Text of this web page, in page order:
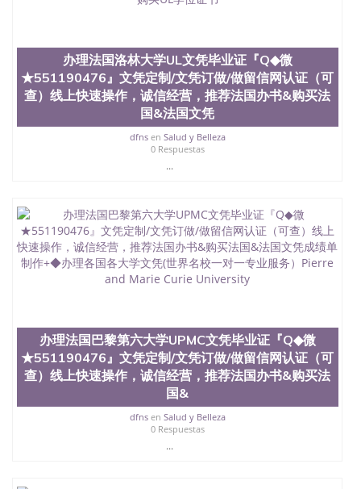
6、客户确认收到结果，付余款。 我们对海外大学及
学院的毕业证成绩单所使用的材料，尺寸大小，防伪
结构（包括：水印，阴影底纹，钢印LOGO烫金烫
银，LOGO烫金烫银复合重叠。 文字图案浮雕，激光
镭射，紫外荧光，温感，复印防伪）都有原版本文凭
对照。质量得到了广大海外客户群体的认可，同时和
海外学校留学中介， 同时能做到与时俱进，及时掌握
各大院校的（毕业证，成绩单，资格证，学生卡，结
业证，录取通知书，在读证明等相关材料）的版本更
原版实物，以求达到客户的需求。 我们的优势： 我
们在保证合理定价的同时，坚持较高性价比，通过品
质和效率不断优化，为您倾情诠释什么是高性价比。
咨询顾问：Sam q/微信:551190476 Q/微
信:551190476办理毕业证成绩单、教育部认证,录取通
教育部学历学位认证、毕业证、成绩单、文凭、学历
文凭、假文凭假毕业证假学历书制作、假制作、办
理、仿制学位证书、毕业证文凭、文凭毕业证、毕业
证认证、留服认证、使馆认证、使馆证明、使馆留学
回国人员证明、留学生认证、学历认证、文凭认证学
位认证、留学生学历认证、留学生学位认证、英国文
凭学历、美国文凭学历、澳洲文凭学历、加拿大文凭
办理法国洛林大学UL文凭毕业证『Q◆微
★551190476』文凭定制/文凭订做/做留信网认证（可
查）线上快速操作，诚信经营，推荐法国办书&购买法
国&法国文凭
dfnsen Salud y Belleza
0 Respuestas
...
办理法国巴黎第六大学UPMC文凭毕业证『Q◆微
★551190476』文凭定制/文凭订做/做留信网认证（可
查）线上快速操作，诚信经营，推荐法国办书&购买法
国&
dfnsen Salud y Belleza
0 Respuestas
...